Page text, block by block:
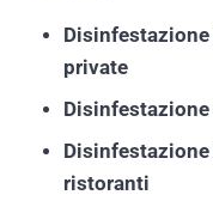
private
ristoranti